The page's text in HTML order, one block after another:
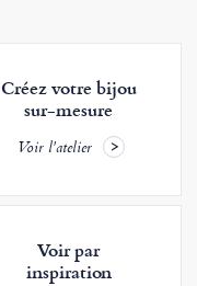
Créez votre bijou
sur-mesure
Voir l'atelier
Voir par
inspiration